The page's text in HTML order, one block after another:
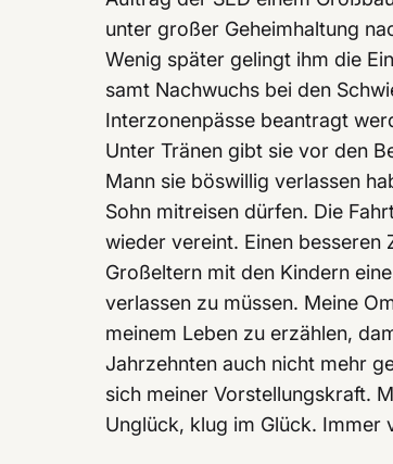
unter großer Geheimhaltung
Wenig später gelingt ihm die
samt Nachwuchs bei den
Interzonenpässe beantragt
Unter Tränen gibt sie vor den
Mann sie böswillig verlassen
Sohn mitreisen dürfen. Die
wieder vereint. Einen besseren
Großeltern mit den Kindern
verlassen zu müssen. Meine
meinem Leben zu erzählen,
Jahrzehnten auch nicht mehr
sich meiner Vorstellungskraft.
Unglück, klug im Glück. Immer